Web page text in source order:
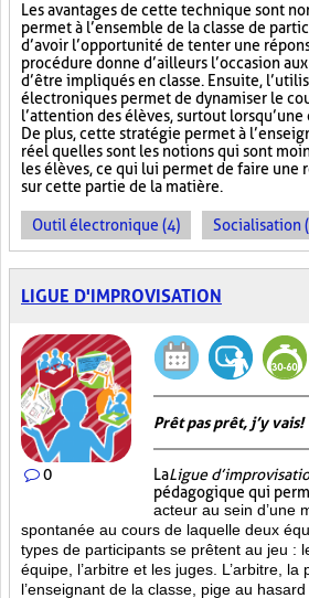
Les avantages de cette technique sont
permet à l’ensemble de la classe de
d’avoir l’opportunité de tenter une
procédure donne d’ailleurs l’occasion
d’être impliqués en classe. Ensuite,
électroniques permet de dynamiser le
l’attention des élèves, surtout
De plus, cette stratégie permet à
réel quelles sont les notions qui sont
les élèves, ce qui lui permet de faire une
sur cette partie de la matière.
Outil électronique (4) Socialisation
LIGUE D'IMPROVISATION
0
Prêt pas prêt, j’y vais!
LaLigue
pédagogique qui
acteur au sein d’une
spontanée au cours de laquelle deux
types de participants se prêtent au jeu :
équipe, l’arbitre et les juges. L’arbitre, la
l’enseignant de la classe, pige au